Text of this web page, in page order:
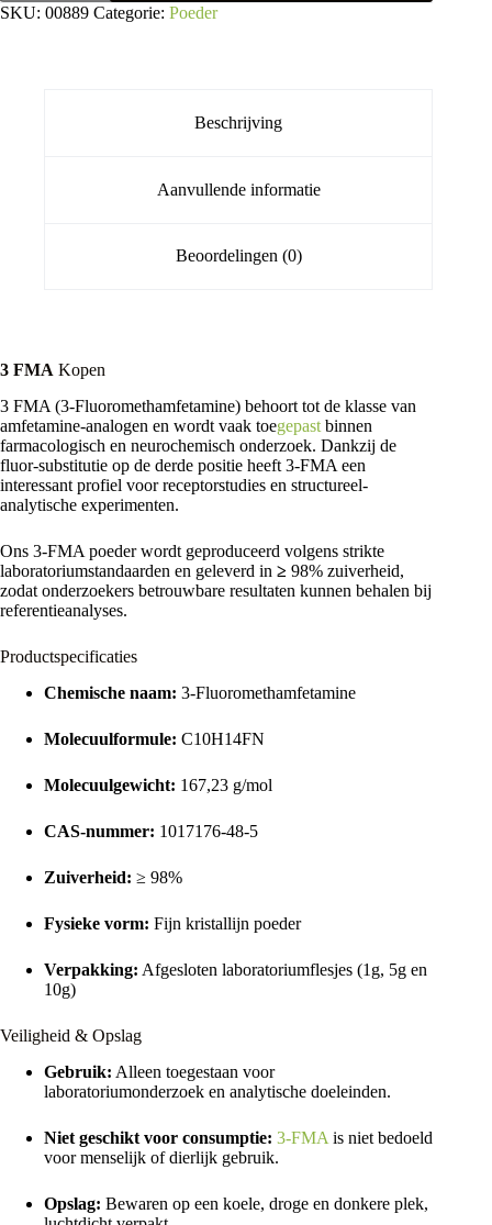
aantal
SKU: 00889 Categorie: Poeder
Beschrijving
Aanvullende informatie
Beoordelingen (0)
3 FMA Kopen
3 FMA (3-Fluoromethamfetamine) behoort tot de klasse van
amfetamine-analogen en wordt vaak toegepast binnen
farmacologisch en neurochemisch onderzoek. Dankzij de
fluor-substitutie op de derde positie heeft 3-FMA een
interessant profiel voor receptorstudies en structureel-
analytische experimenten.
Ons 3-FMA poeder wordt geproduceerd volgens strikte
laboratoriumstandaarden en geleverd in ≥ 98% zuiverheid,
zodat onderzoekers betrouwbare resultaten kunnen behalen bij
referentieanalyses.
Productspecificaties
Chemische naam: 3-Fluoromethamfetamine
Molecuulformule: C10H14FN
Molecuulgewicht: 167,23 g/mol
CAS-nummer: 1017176-48-5
Zuiverheid: ≥ 98%
Fysieke vorm: Fijn kristallijn poeder
Verpakking: Afgesloten laboratoriumflesjes (1g, 5g en
10g)
Veiligheid & Opslag
Gebruik: Alleen toegestaan voor
laboratoriumonderzoek en analytische doeleinden.
Niet geschikt voor consumptie: 3-FMA is niet bedoeld
voor menselijk of dierlijk gebruik.
Opslag: Bewaren op een koele, droge en donkere plek,